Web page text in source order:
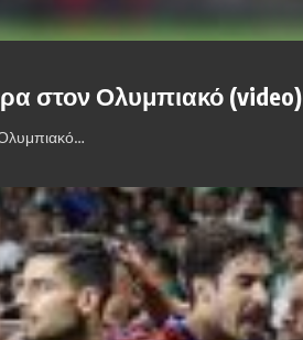
στον Ολυμπιακό (video)